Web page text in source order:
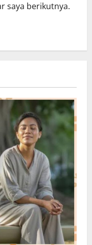
saya berikutnya.